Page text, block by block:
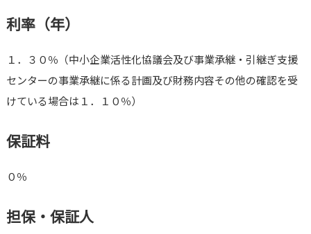
利率（年）
１．３０％（中小企業活性化協議会及び事業承継・引継ぎ支援
センターの事業承継に係る計画及び財務内容その他の確認を受
けている場合は１．１０％）
保証料
０％
担保・保証人